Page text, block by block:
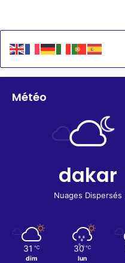
Météo
dakar
Nuages Dispersés
31 ℃
dim
30 ℃
lun